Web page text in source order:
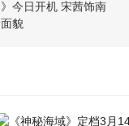
》今日开机 宋茜饰南
貌